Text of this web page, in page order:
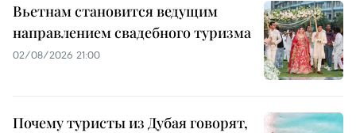
Вьетнам становится ведущим
направлением свадебного туризма
02/08/2026 21:00
Почему туристы из Дубая говорят,